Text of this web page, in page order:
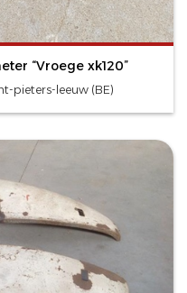
“Vroege xk120”
pieters-leeuw (BE)